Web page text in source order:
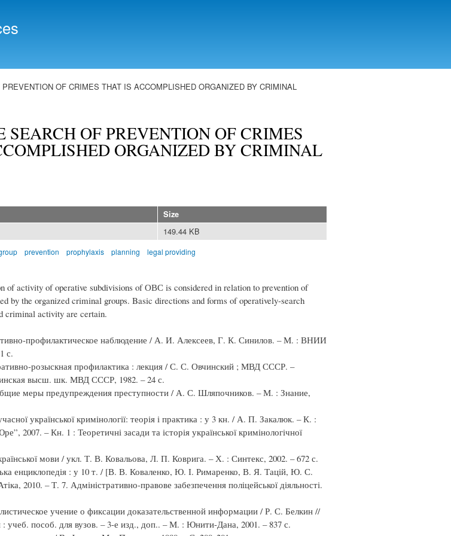
content
OF CRIMES THAT IS ACCOMPLISHED ORGANIZED BY CRIMINAL
SEARCH OF PREVENTION OF CRIMES
ORGANIZED BY CRIMINAL
Size
149.44 KB
prevention prophylaxis planning legal providing
of activity of operative subdivisions of ОВС is considered in relation to prevention of
by the organized criminal groups. Basic directions and forms of operatively-search
criminal activity are certain.
профилактическое наблюдение / А. И. Алексеев, Г. К. Синилов. – М. : ВНИИ
с.
розыскная профилактика : лекция / С. С. Овчинский ; МВД СССР. –
высш. шк. МВД СССР, 1982. – 24 с.
меры предупреждения преступности / А. С. Шляпочников. – М. : Знание,
української кримінології: теорія і практика : у 3 кн. / А. П. Закалюк. – К. :
2007. – Кн. 1 : Теоретичні засади та історія української кримінологічної
мови / укл. Т. В. Ковальова, Л. П. Коврига. – Х. : Синтекс, 2002. – 672 с.
енциклопедія : у 10 т. / [В. В. Коваленко, Ю. І. Римаренко, В. Я. Тацій, Ю. С.
2010. – Т. 7. Адміністративно-правове забезпечення поліцейської діяльності.
учение о фиксации доказательственной информации / Р. С. Белкин //
учеб. пособ. для вузов. – 3-е изд., доп.. – М. : Юнити-Дана, 2001. – 837 с.